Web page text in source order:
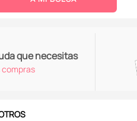
que necesitas